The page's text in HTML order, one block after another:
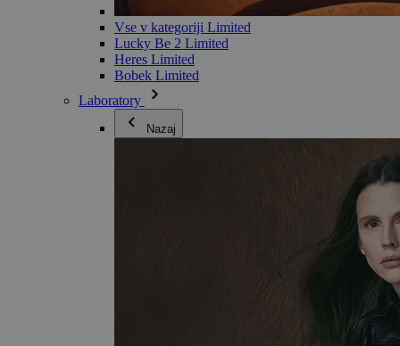
Vse v kategoriji Limited
Lucky Be 2 Limited
Heres Limited
Bobek Limited
Laboratory
Nazaj